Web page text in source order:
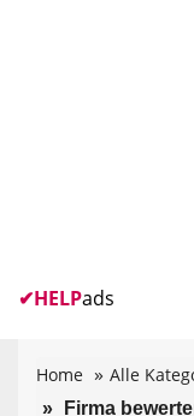
✔HELPads
Home Alle
Firma